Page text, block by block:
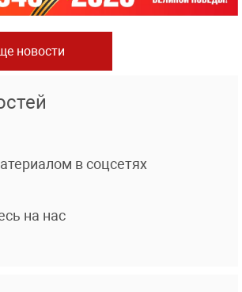
новости
в соцсетях
на нас